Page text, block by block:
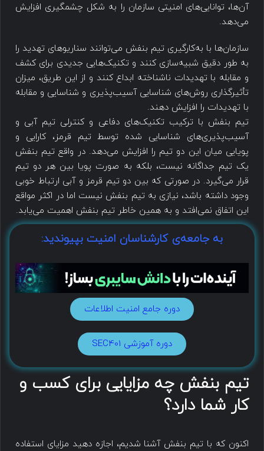
آن‌ها، توانایی‌های امنیتی سازمان را به شکل چشمگیری افزایش
می‌دهد.
سازمان‌ها با به‌کارگیری تیم بنفش می‌توانند سناریوهای تهدید را
به طور دقیق شبیه‌سازی کنند و تکنیک‌هایی جدیدی برای کشف
و مقابله با تهدیدات ناشناخته ابداع کنند و از این طریق، میزان
تأثیرگذاری روش‌های شناسایی آسیب‌پذیری و شناسایی و مقابله
با تهدیدات را افزایش دهند.
تیم بنفش با ترکیب تکنیک‌های دفاعی و کنترلی تیم آبی و
آسیب‌پذیری‌های شناسایی شده توسط تیم قرمز، کارایی و
پویایی میان این دو تیم را افزایش می‌دهد. در واقع تیم بنفش
یک تیم جداگانه نیست، بلکه به صورت پویا بین هر دو تیم
قرار می‌گیرد. در صورتی که بین دو تیم قرمز و آبی ارتباط خوبی
وجود داشته باشد، نیازی به تیم بنفش نیست اما در اکثر مواقع
این اتفاق نمی‌افتد و به همین خاطر تیم بنفش اهمیت می‌یابد.
به جامعه‌ی کارشناسان امنیت بپیوندید:
دوره جامع امنیت اطلاعات
دوره آموزشی SEC401
تیم بنفش چه مزایایی برای کسب و
کار شما دارد؟
اکنون که با تیم بنفش آشنا شدیم، اجازه دهید مزایای استفاده